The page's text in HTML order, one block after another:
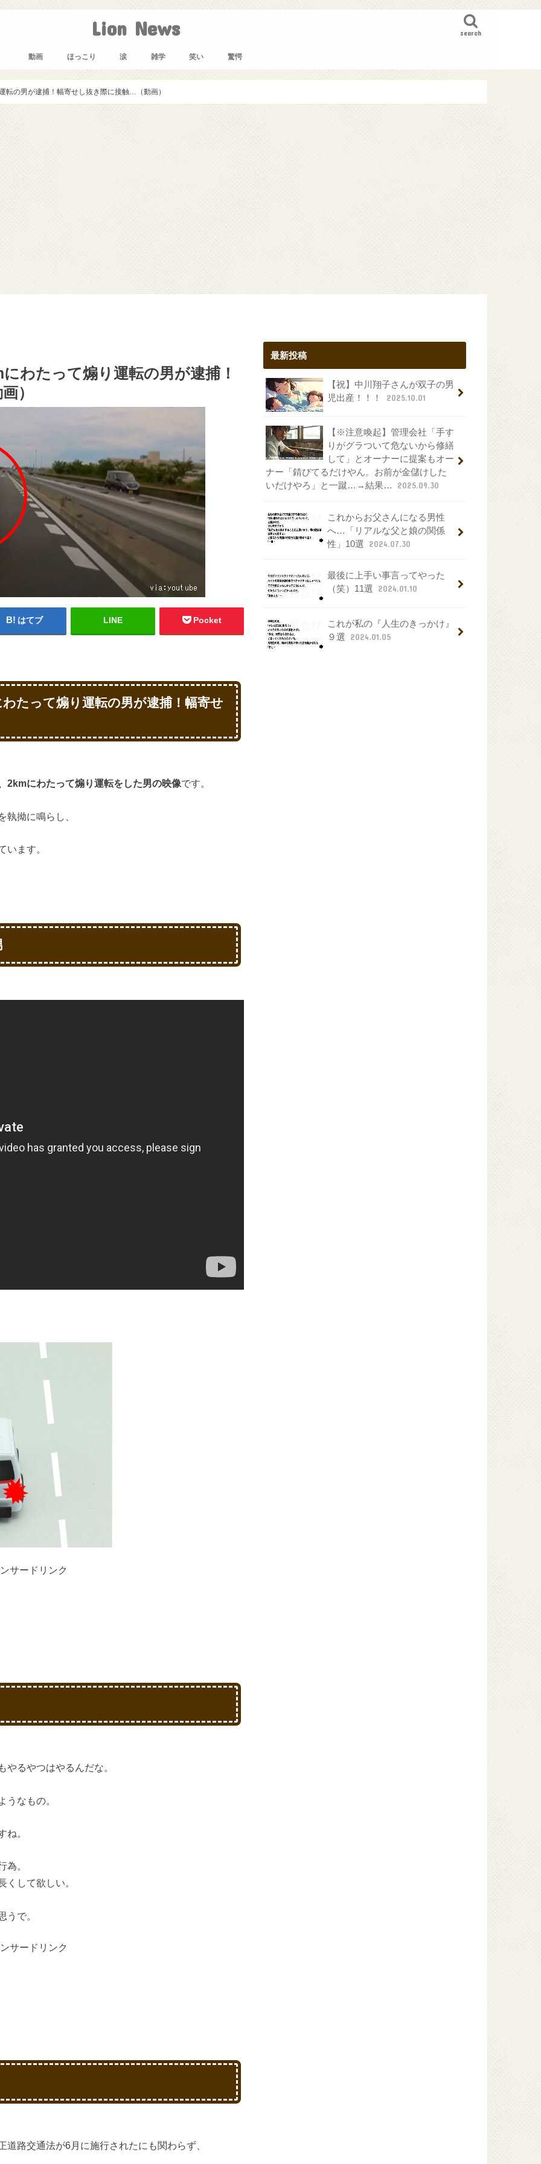
Lion News search
動画 ほっこり 涙 雑学 笑い 驚愕
転の男が逮捕！幅寄せし抜き際に接触…（動画）
わたって煽り運転の男が逮捕！
）
はてブ LINE Pocket
たって煽り運転の男が逮捕！幅寄せ
2kmにわたって煽り運転をした男の映像です。
拗に鳴らし、
います。
サードリンク
るやつはやるんだな。
うなもの。
ね。
為。
して欲しい。
うで。
サードリンク
路交通法が6月に施行されたにも関わらず、
最新投稿
【祝】中川翔子さんが双子の男
児出産！！！
2025.10.01
【※注意喚起】管理会社「手す
りがグラついて危ないから修繕
して」とオーナーに提案もオー
ナー「錆びてるだけやん。お前が金儲けした
いだけやろ」と一蹴…→結果…
2025.09.30
これからお父さんになる男性
へ…「リアルな父と娘の関係
性」10選
2024.07.30
最後に上手い事言ってやった
（笑）11選
2024.01.10
これが私の『人生のきっかけ』
９選
2024.01.05